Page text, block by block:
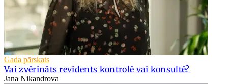
Gada pārskats
Vai zvērināts revidents kontrolē vai konsultē?
Jana Nikandrova